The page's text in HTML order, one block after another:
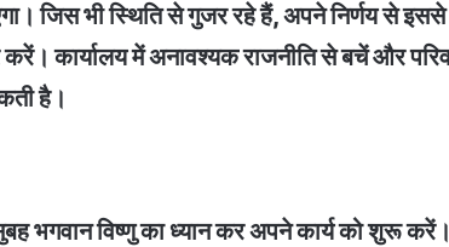
जिस भी स्थिति से गुजर रहे हैं, अपने निर्णय से इससे
कार्यालय में अनावश्यक राजनीति से बचें और
है।
भगवान विष्णु का ध्यान कर अपने कार्य को शुरू